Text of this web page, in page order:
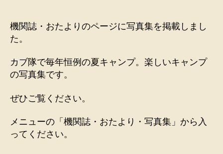
機関誌・おたよりのページに写真集を掲載しまし
た。
カブ隊で毎年恒例の夏キャンプ。楽しいキャンプ
の写真集です。
ぜひご覧ください。
メニューの「機関誌・おたより・写真集」から入
ってください。